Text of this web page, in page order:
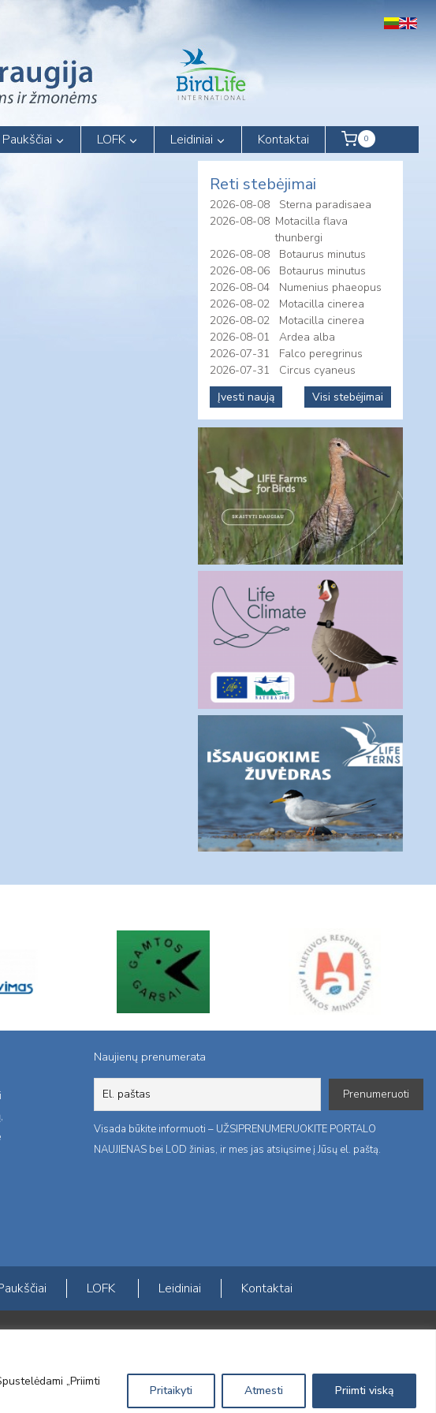
„Priimti
Pritaikyti Atmesti Priimti viską
Paukščiai LOFK Leidiniai Kontaktai 0
Reti stebėjimai
2026-08-08
Sterna paradisaea
2026-08-08 Motacilla flava
thunbergi
2026-08-08
Botaurus minutus
2026-08-06
Botaurus minutus
2026-08-04
Numenius phaeopus
2026-08-02
Motacilla cinerea
2026-08-02
Motacilla cinerea
2026-08-01
Ardea alba
2026-07-31
Falco peregrinus
2026-07-31
Circus cyaneus
Įvesti naują
Visi stebėjimai
Naujienų prenumerata
Visada būkite informuoti – UŽSIPRENUMERUOKITE PORTALO
NAUJIENAS bei LOD žinias, ir mes jas atsiųsime į Jūsų el. paštą.
LOFK Leidiniai Kontaktai
(paprojekčio
Sprendimas: Electronic Solutions for Business